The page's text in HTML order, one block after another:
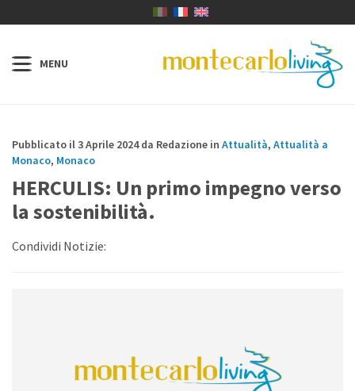
Pubblicato il 3 Aprile 2024 da Redazione in Attualità, Attualità a
Monaco, Monaco
HERCULIS: Un primo impegno verso
la sostenibilità.
Condividi Notizie: